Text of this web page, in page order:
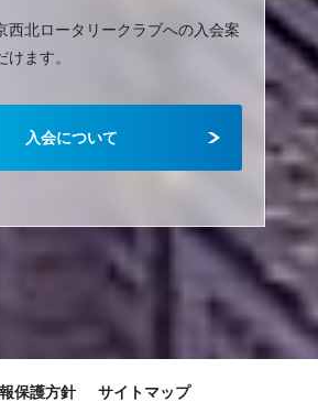
保護方針 サイトマップ
西北ロータリークラブへの入会案
ます。
入会について